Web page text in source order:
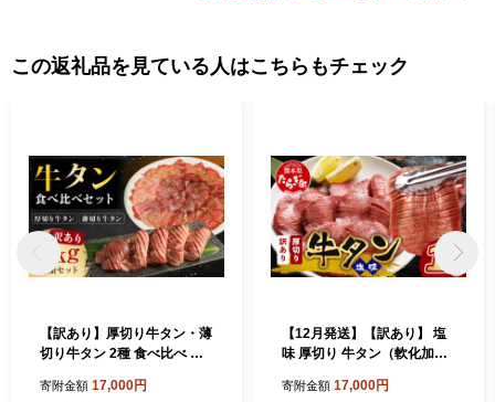
この返礼品を見ている人はこちらもチェック
【訳あり】厚切り牛タン・薄
切り牛タン 2種 食べ比べ 各5
寄附金額 17,000円
【12月発送】【訳あり】 塩
味 厚切り 牛タン（軟化加
＞
寄附金額 17,000円